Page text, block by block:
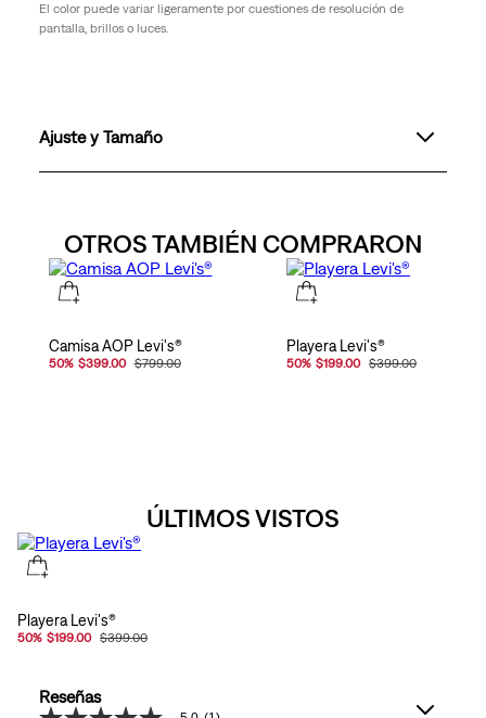
El color puede variar ligeramente por cuestiones de resolución de
pantalla, brillos o luces.
Ajuste y Tamaño
OTROS TAMBIÉN COMPRARON
Camisa AOP Levi's®
50% $399.00 $799.00
Playera Levi's®
50% $199.00 $399.00
ÚLTIMOS VISTOS
Playera Levi's®
50% $199.00 $399.00
Reseñas